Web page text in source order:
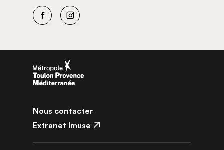
FacebookInstagram
Nous contacter
Extranet Imuse